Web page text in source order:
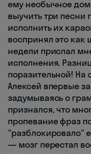
ему необычное
выучить три песни
исполнить их
воспринял это как
недели прислал
исполнения.
поразительной!
Алексей впервые
задумываясь о
признался, что
пропевание фраз
"разблокировало"
— мозг перестал